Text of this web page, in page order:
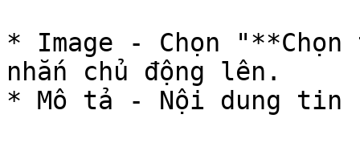
* Image - Chọn
nhắn chủ động lên.
* Mô tả - Nội dung tin